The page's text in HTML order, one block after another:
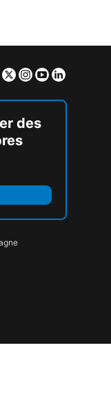
Facebook
TwitterInstagram
Youtube
des